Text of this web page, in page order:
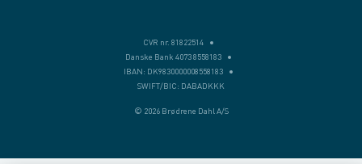
CVR nr. 81822514
Danske Bank 4073 8558183
IBAN: DK9830000008558183
SWIFT/BIC: DABADKKK
© 2026 Brødrene Dahl A/S